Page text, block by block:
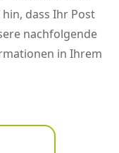
dass Ihr Post
nachfolgende
in Ihrem